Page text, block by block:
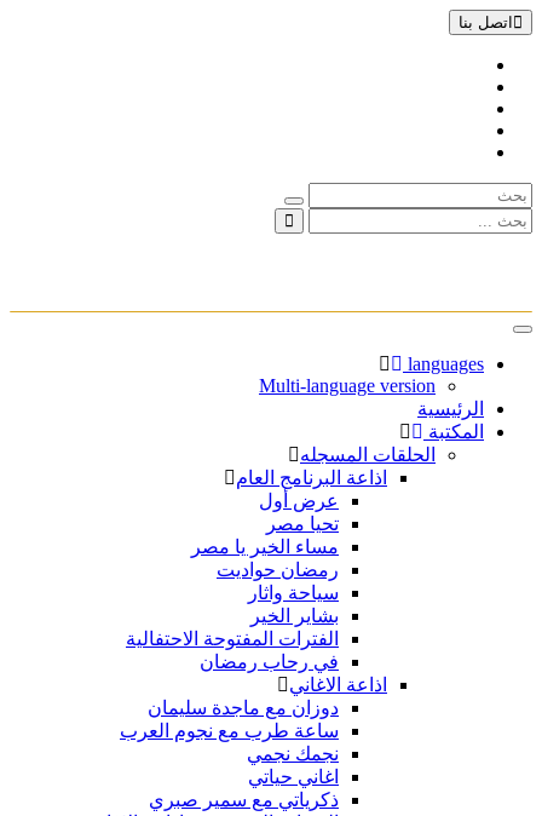
اتصل بنا
تبديل
languages
Multi-language version
الرئيسية
المكتبة
الحلقات المسجله
اذاعة البرنامج العام
عرض أول
تحيا مصر
مساء الخير يا مصر
رمضان حواديت
سياحة واثار
بشاير الخير
الفترات المفتوحة الاحتفالية
في رحاب رمضان
اذاعة الاغاني
دوزان مع ماجدة سليمان
ساعة طرب مع نجوم العرب
نجمك نجمي
اغاني حياتي
ذكرياتي مع سمير صبري